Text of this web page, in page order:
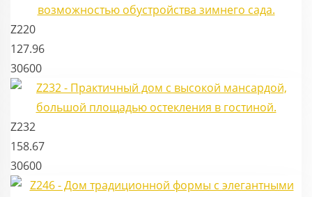
Z220
127.96
30600
Z232
158.67
30600